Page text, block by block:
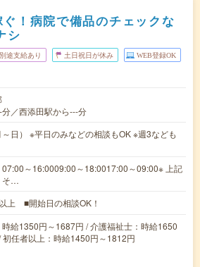
！病院で備品のチェックな
シ
途支給あり 土日祝日が休み WEB登録OK
／西添田駅から---分
日） ※平日のみなどの相談もOK ※週3なども
07:00～16:0009:00～18:0017:00～09:00※ 上記
そ…
上 ■開始日の相談OK！
給1350円～1687円 / 介護福祉士：時給1650
初任者以上：時給1450円～1812円